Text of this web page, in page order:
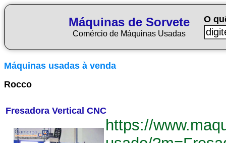
Máquinas de Sorvete
Comércio de Máquinas Usadas
O
Máquinas usadas à venda
Rocco
Fresadora Vertical CNC
https://